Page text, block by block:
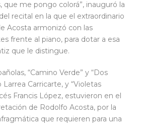
que me pongo colorá”, inauguró la
recital en la que el extraordinario
Acosta armonizó con las
frente al piano, para dotar a esa
que le distingue.
“Camino Verde” y “Dos
Larrea Carricarte, y “Violetas
Francis López, estuvieron en el
de Rodolfo Acosta, por la
que requieren para una